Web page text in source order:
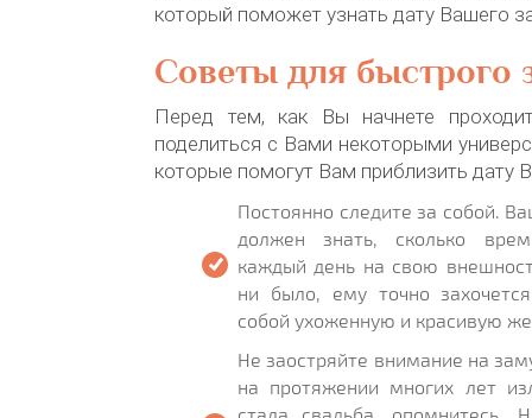
который поможет узнать дату Вашего
Советы для быстрого
Перед тем, как Вы начнете
поделиться с Вами некоторыми
которые помогут Вам приблизить дату
Постоянно следите за собой.
должен знать, сколько
каждый день на свою
ни было, ему точно
собой ухоженную и красивую
Не заостряйте внимание на
на протяжении многих лет
стала свадьба, опомнитесь.